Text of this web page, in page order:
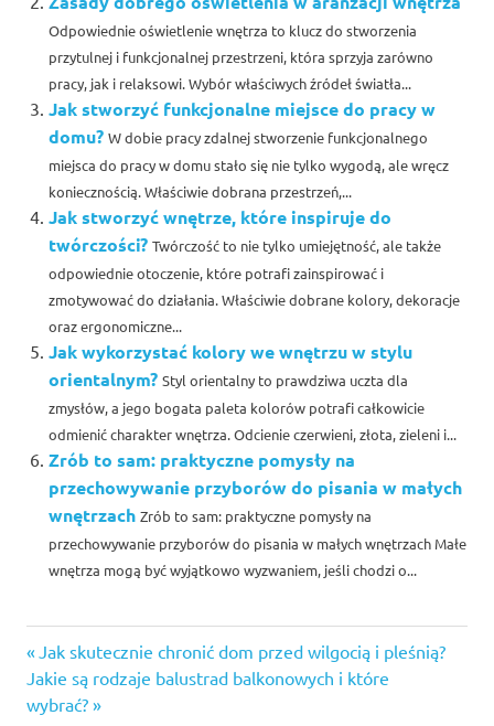
Odpowiednie oświetlenie wnętrza to klucz do stworzenia
przytulnej i funkcjonalnej przestrzeni, która sprzyja zarówno
pracy, jak i relaksowi. Wybór właściwych źródeł światła...
Jak stworzyć funkcjonalne miejsce do pracy w
domu? W dobie pracy zdalnej stworzenie funkcjonalnego
miejsca do pracy w domu stało się nie tylko wygodą, ale wręcz
koniecznością. Właściwie dobrana przestrzeń,...
Jak stworzyć wnętrze, które inspiruje do
twórczości? Twórczość to nie tylko umiejętność, ale także
odpowiednie otoczenie, które potrafi zainspirować i
zmotywować do działania. Właściwie dobrane kolory, dekoracje
oraz ergonomiczne...
Jak wykorzystać kolory we wnętrzu w stylu
orientalnym? Styl orientalny to prawdziwa uczta dla
zmysłów, a jego bogata paleta kolorów potrafi całkowicie
odmienić charakter wnętrza. Odcienie czerwieni, złota, zieleni i...
Zrób to sam: praktyczne pomysły na
przechowywanie przyborów do pisania w małych
wnętrzach Zrób to sam: praktyczne pomysły na
przechowywanie przyborów do pisania w małych wnętrzach Małe
wnętrza mogą być wyjątkowo wyzwaniem, jeśli chodzi o...
Nawigacja
wpisu
Previous
Post:
Jak skutecznie chronić dom przed wilgocią i pleśnią?
Next
Post:
Jakie są rodzaje balustrad balkonowych i które
wybrać?